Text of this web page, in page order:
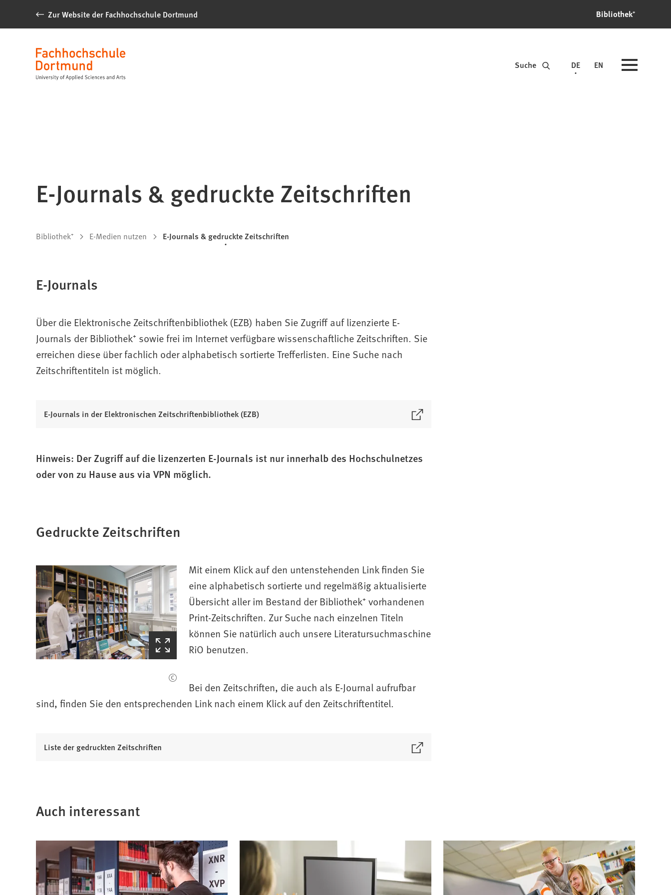
Inhalt anspringenZur Website der Fachhochschule Dortmund Bibliothek⁺
Suche
Sprache DE EN
E-Journals & gedruckte Zeitschriften
Sie
sich
hier:
Bibliothek⁺ E-Medien nutzen E-Journals & gedruckte Zeitschriften
E-Journals
Über die Elektronische Zeitschriftenbibliothek (EZB) haben Sie Zugriff auf lizenzierte E-
Journals der Bibliothek⁺ sowie frei im Internet verfügbare wissenschaftliche Zeitschriften. Sie
erreichen diese über fachlich oder alphabetisch sortierte Trefferlisten. Eine Suche nach
Zeitschriftentiteln ist möglich.
E-Journals in der Elektronischen Zeitschriftenbibliothek (EZB)
n
e
i
m
n
e
u
e
n
T
a
Hinweis: Der Zugriff auf die lizenzerten E-Journals ist nur innerhalb des Hochschulnetzes
oder von zu Hause aus via VPN möglich.
Gedruckte Zeitschriften
(Startet
den
Mit einem Klick auf den untenstehenden Link finden Sie
eine alphabetisch sortierte und regelmäßig aktualisierte
Übersicht aller im Bestand der Bibliothek⁺ vorhandenen
Print-Zeitschriften. Zur Suche nach einzelnen Titeln
können Sie natürlich auch unsere Literatursuchmaschine
RiO benutzen.
Bei den Zeitschriften, die auch als E-Journal aufrufbar
sind, finden Sie den entsprechenden Link nach einem Klick auf den Zeitschriftentitel.
Liste der gedruckten Zeitschriften
e
t
n
i
n
e
Auch interessant